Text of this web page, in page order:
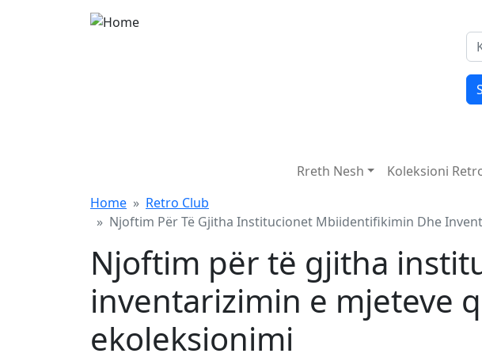
Skip to main content
Main menu
Rreth Nesh Koleksioni
Home
Retro Club
Njoftim Për Të Gjitha Institucionet Mbiidentifikimin Dhe
Njoftim për të gjitha
inventarizimin e mjeteve
ekoleksionimi